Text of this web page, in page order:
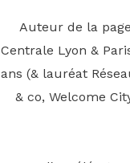
Auteur de la
Centrale Lyon &
ans (& lauréat
& co, Welcome